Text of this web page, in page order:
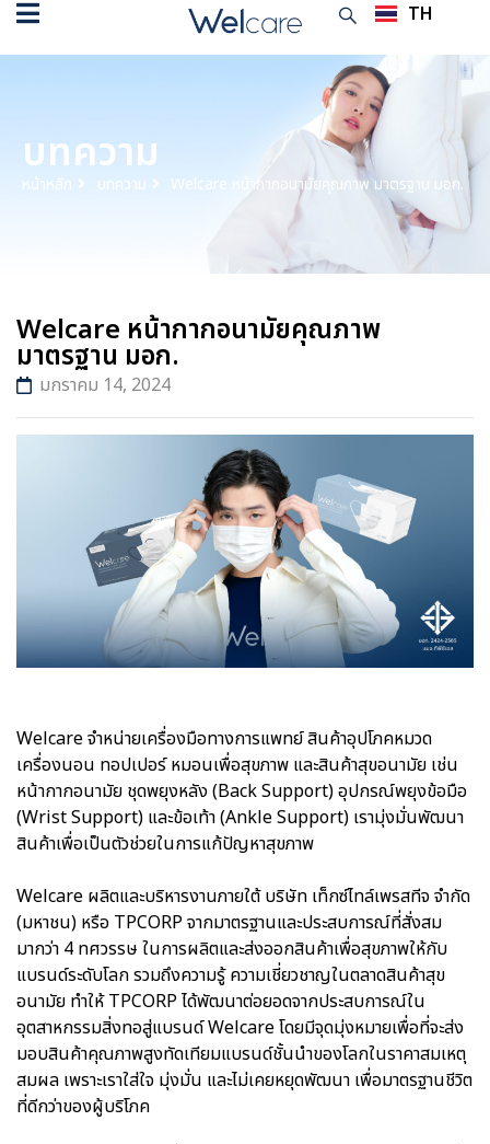
TH
EN
บทความ
หน้าหลัก บทความ Welcare หน้ากากอนามัยคุณภาพ มาตรฐาน มอก.
Welcare หน้ากากอนามัยคุณภาพ
มาตรฐาน มอก.
มกราคม 14, 2024
Welcare จำหน่ายเครื่องมือทางการแพทย์ สินค้าอุปโภคหมวด
เครื่องนอน ทอปเปอร์ หมอนเพื่อสุขภาพ และสินค้าสุขอนามัย เช่น
หน้ากากอนามัย ชุดพยุงหลัง (Back Support) อุปกรณ์พยุงข้อมือ
(Wrist Support) และข้อเท้า (Ankle Support) เรามุ่งมั่นพัฒนา
สินค้าเพื่อเป็นตัวช่วยในการแก้ปัญหาสุขภาพ
Welcare ผลิตและบริหารงานภายใต้ บริษัท เท็กซ์ไทล์เพรสทีจ จำกัด
(มหาชน) หรือ TPCORP จากมาตรฐานและประสบการณ์ที่สั่งสม
มากว่า 4 ทศวรรษ ในการผลิตและส่งออกสินค้าเพื่อสุขภาพให้กับ
แบรนด์ระดับโลก รวมถึงความรู้ ความเชี่ยวชาญในตลาดสินค้าสุข
อนามัย ทำให้ TPCORP ได้พัฒนาต่อยอดจากประสบการณ์ใน
อุตสาหกรรมสิ่งทอสู่แบรนด์ Welcare โดยมีจุดมุ่งหมายเพื่อที่จะส่ง
มอบสินค้าคุณภาพสูงทัดเทียมแบรนด์ชั้นนำของโลกในราคาสมเหตุ
สมผล เพราะเราใส่ใจ มุ่งมั่น และไม่เคยหยุดพัฒนา เพื่อมาตรฐานชีวิต
ที่ดีกว่าของผู้บริโภค